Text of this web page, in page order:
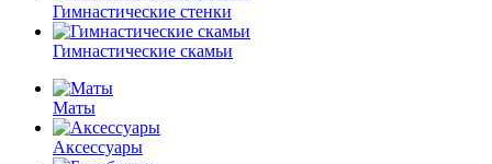
Гимнастические стенки
Гимнастические скамьи
Маты
Аксессуары